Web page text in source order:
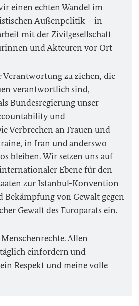
einen echten Wandel im
Außenpolitik – in
mit der Zivilgesellschaft
und Akteuren vor Ort
zu ziehen, die
verantwortlich sind,
Bundesregierung unser
und
Verbrechen an Frauen und
in Iran und anderswo
bleiben. Wir setzen uns auf
Ebene für den
zur Istanbul-Konvention
Bekämpfung von Gewalt gegen
Gewalt des Europarats ein.
Allen
einfordern und
Respekt und meine volle